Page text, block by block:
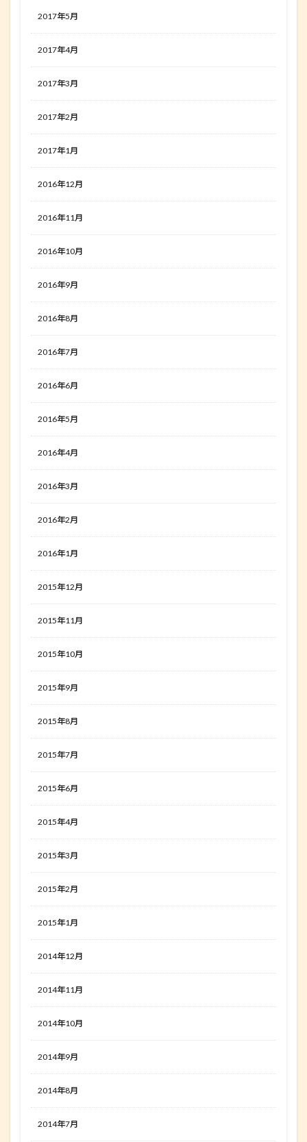
2017年5月
2017年4月
2017年3月
2017年2月
2017年1月
2016年12月
2016年11月
2016年10月
2016年9月
2016年8月
2016年7月
2016年6月
2016年5月
2016年4月
2016年3月
2016年2月
2016年1月
2015年12月
2015年11月
2015年10月
2015年9月
2015年8月
2015年7月
2015年6月
2015年4月
2015年3月
2015年2月
2015年1月
2014年12月
2014年11月
2014年10月
2014年9月
2014年8月
2014年7月